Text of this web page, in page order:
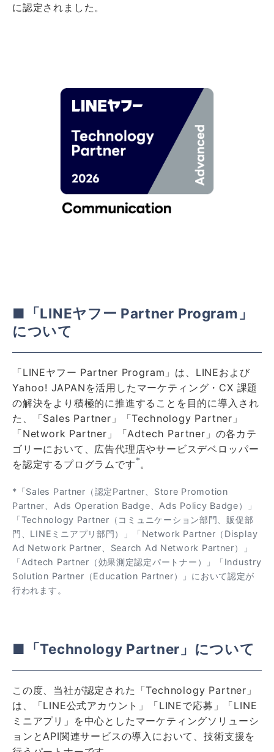
に認定されました。
■「LINEヤフー Partner Program」
について
「LINEヤフー Partner Program」は、LINEおよび
Yahoo! JAPANを活用したマーケティング・CX 課題
の解決をより積極的に推進することを目的に導入され
た、「Sales Partner」「Technology Partner」
「Network Partner」「Adtech Partner」の各カテ
ゴリーにおいて、広告代理店やサービスデベロッパー
を認定するプログラムです*。
*「Sales Partner（認定Partner、Store Promotion
Partner、Ads Operation Badge、Ads Policy Badge）」
「Technology Partner（コミュニケーション部門、販促部
門、LINEミニアプリ部門）」「Network Partner（Display
Ad Network Partner、Search Ad Network Partner）」
「Adtech Partner（効果測定認定パートナー）」「Industry
Solution Partner（Education Partner）」において認定が
行われます。
■「Technology Partner」について
この度、当社が認定された「Technology Partner」
は、「LINE公式アカウント」「LINEで応募」「LINE
ミニアプリ」を中心としたマーケティングソリューシ
ョンとAPI関連サービスの導入において、技術支援を